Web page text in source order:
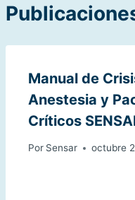
Manual de
Anestesia y
Críticos
Por Sensar octubre